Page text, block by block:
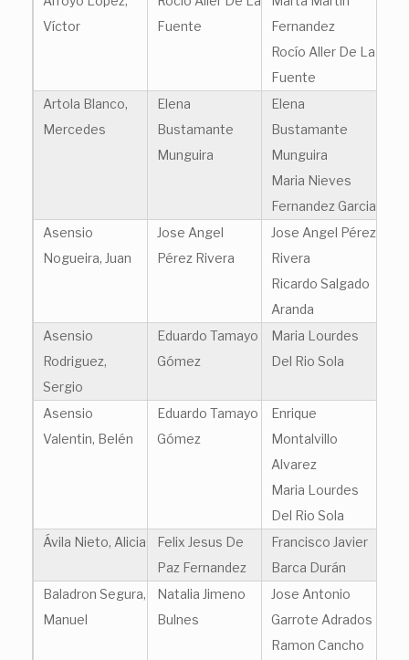
Víctor
Fuente
Fernandez
Rocío Aller De La
Fuente
Artola Blanco,
Mercedes
Elena
Bustamante
Munguira
Elena
Bustamante
Munguira
Maria Nieves
Fernandez Garcia
Asensio
Nogueira, Juan
Jose Angel
Pérez Rivera
Jose Angel Pérez
Rivera
Ricardo Salgado
Aranda
Asensio
Rodriguez,
Sergio
Eduardo Tamayo
Gómez
Maria Lourdes
Del Rio Sola
Asensio
Valentin, Belén
Eduardo Tamayo
Gómez
Enrique
Montalvillo
Alvarez
Maria Lourdes
Del Rio Sola
Ávila Nieto, Alicia
Felix Jesus De
Paz Fernandez
Francisco Javier
Barca Durán
Baladron Segura,
Manuel
Natalia Jimeno
Bulnes
Jose Antonio
Garrote Adrados
Ramon Cancho